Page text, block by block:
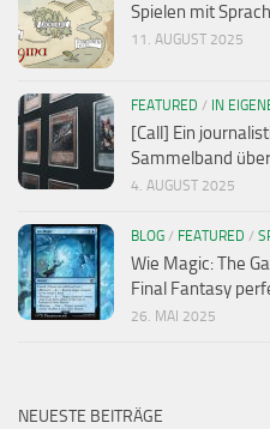
Spielen mit
11. AUGUST 2025
FEATURED / IN
[Call] Ein
Sammelband
4. AUGUST 2025
BLOG / FEATURED /
Wie Magic: The
Final Fantasy
26. MAI 2025
NEUESTE BEITRÄGE